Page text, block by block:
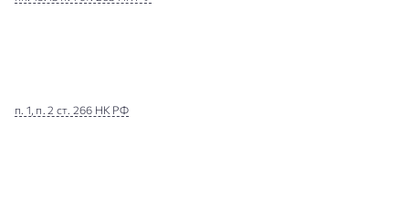
п. 1, п. 2 ст. 266 НК РФ